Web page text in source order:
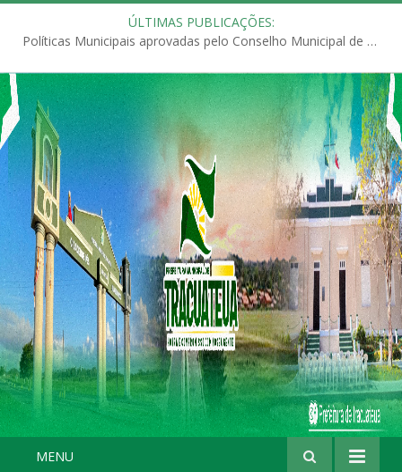
ÚLTIMAS PUBLICAÇÕES:
Políticas Municipais aprovadas pelo Conselho Municipal de Educação (CME)
MENU